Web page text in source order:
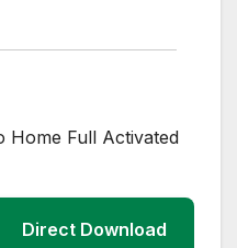
Direct Download